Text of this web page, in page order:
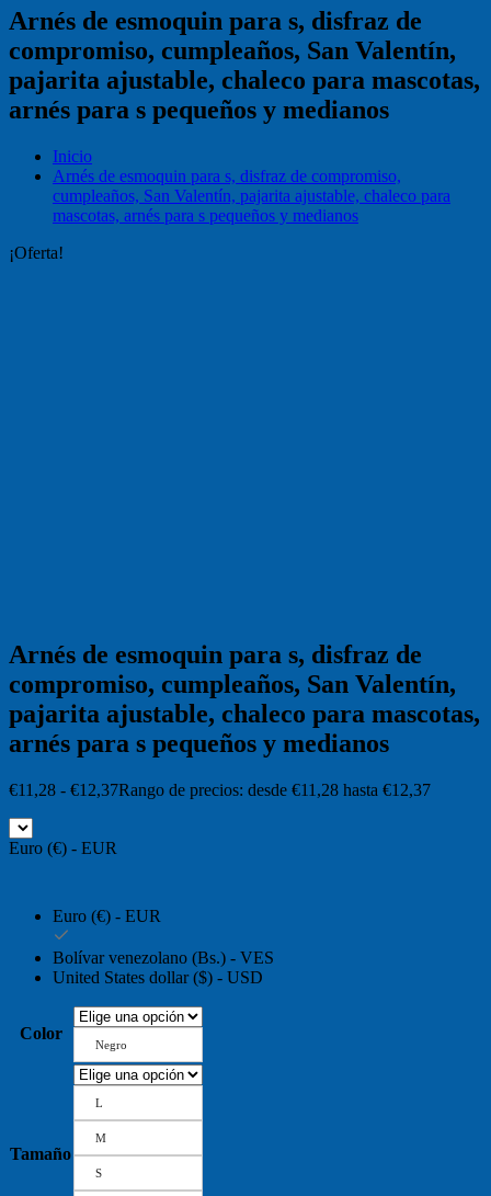
Arnés de esmoquin para s, disfraz de
compromiso, cumpleaños, San Valentín,
pajarita ajustable, chaleco para mascotas,
arnés para s pequeños y medianos
Inicio
Arnés de esmoquin para s, disfraz de compromiso,
cumpleaños, San Valentín, pajarita ajustable, chaleco para
mascotas, arnés para s pequeños y medianos
¡Oferta!
Arnés de esmoquin para s, disfraz de
compromiso, cumpleaños, San Valentín,
pajarita ajustable, chaleco para mascotas,
arnés para s pequeños y medianos
€11,28 - €12,37Rango de precios: desde €11,28 hasta €12,37
Euro (€) - EUR
Euro (€) - EUR
Bolívar venezolano (Bs.) - VES
United States dollar ($) - USD
Color
Negro
Tamaño
L
M
S